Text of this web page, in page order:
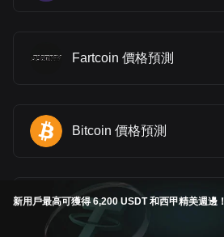
Fartcoin 價格預測
Bitcoin 價格預測
Litecoin 價格預測
新用戶最高可獲得 6,200 USDT 和西甲精美週邊！